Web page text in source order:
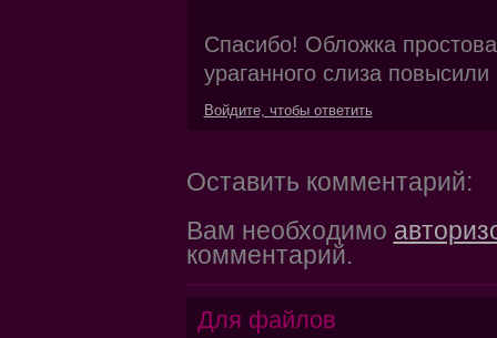
Спасибо! Обложка
ураганного слиза
Войдите, чтобы ответить
Оставить комментарий:
Вам необходимо
комментарий.
Для файлов